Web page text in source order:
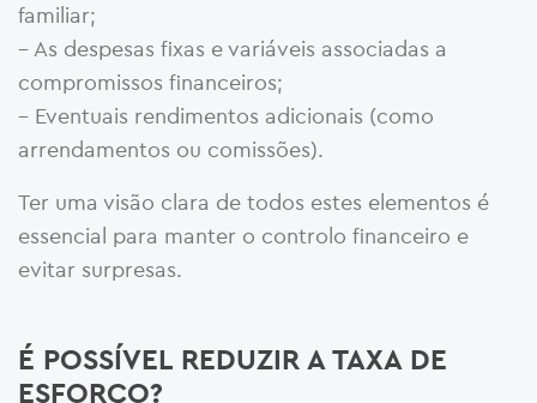
familiar;
– As despesas fixas e variáveis associadas a
compromissos financeiros;
– Eventuais rendimentos adicionais (como
arrendamentos ou comissões).
Ter uma visão clara de todos estes elementos é
essencial para manter o controlo financeiro e
evitar surpresas.
É POSSÍVEL REDUZIR A TAXA DE
ESFORÇO?